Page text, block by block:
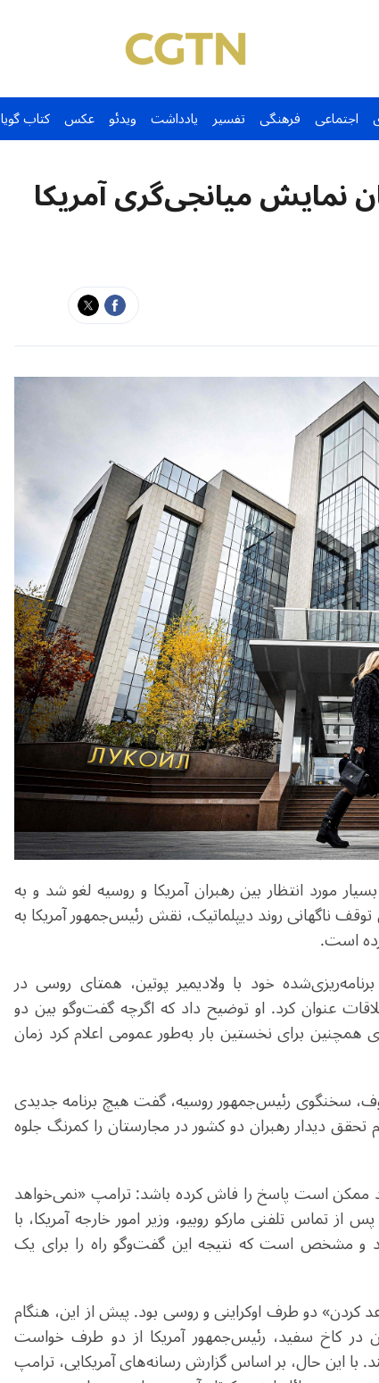
اجتماعی فرهنگی تفسیر یادداشت ویدئو عکس کتاب گویا
نمایش میانجی‌گری آمریکا
مورد انتظار بین رهبران آمریکا و روسیه لغو شد و به
ناگهانی روند دیپلماتیک، نقش رئیس‌جمهور آمریکا به
است.
خود با ولادیمیر پوتین، همتای روسی در
عنوان کرد. او توضیح داد که اگرچه گفت‌وگو بین دو
برای نخستین بار به‌طور عمومی اعلام کرد زمان
سخنگوی رئیس‌جمهور روسیه، گفت هیچ برنامه جدیدی
دیدار رهبران دو کشور در مجارستان را کمرنگ جلوه
ممکن است پاسخ را فاش کرده باشد: ترامپ «نمی‌خواهد
تماس تلفنی مارکو روبیو، وزیر امور خارجه آمریکا، با
و مشخص است که نتیجه این گفت‌وگو راه را برای یک
کردن» دو طرف اوکراینی و روسی بود. پیش از این، هنگام
در کاخ سفید، رئیس‌جمهور آمریکا از دو طرف خواست
با این حال، بر اساس گزارش رسانه‌های آمریکایی، ترامپ